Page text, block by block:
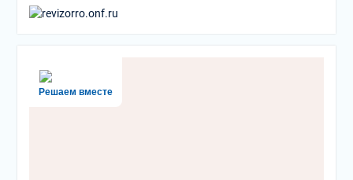
Решаем вместе